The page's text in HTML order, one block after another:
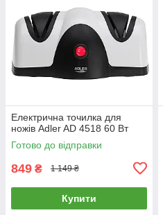
Електрична точилка для
ножів Adler AD 4518 60 Вт
Готово до відправки
849 ₴ 1 149 ₴
Купити